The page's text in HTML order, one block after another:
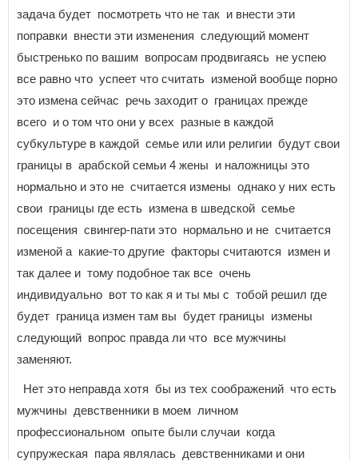
задача будет посмотреть что не так и внести эти
поправки внести эти изменения следующий момент
быстренько по вашим вопросам продвигаясь не успею
все равно что успеет что считать изменой вообще порно
это измена сейчас речь заходит о границах прежде
всего и о том что они у всех разные в каждой
субкультуре в каждой семье или или религии будут свои
границы в арабской семьи 4 жены и наложницы это
нормально и это не считается измены однако у них есть
свои границы где есть измена в шведской семье
посещения свингер-пати это нормально и не считается
изменой а какие-то другие факторы считаются измен и
так далее и тому подобное так все очень
индивидуально вот то как я и ты мы с тобой решил где
будет граница измен там вы будет границы измены
следующий вопрос правда ли что все мужчины
заменяют.
Нет это неправда хотя бы из тех соображений что есть
мужчины девственники в моем личном
профессиональном опыте были случаи когда
супружеская пара являлась девственниками и они